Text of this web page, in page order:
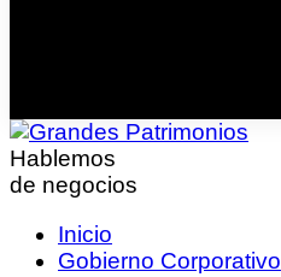
Hablemos
de negocios
Inicio
Gobierno Corporativo